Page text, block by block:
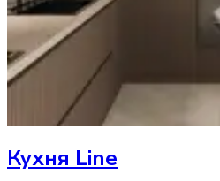
Кухня Line